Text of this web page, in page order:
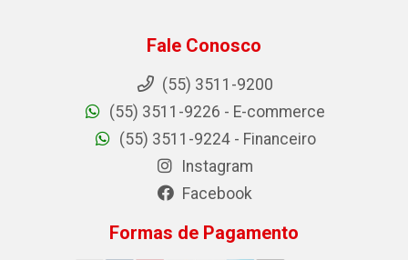
Fale Conosco
(55) 3511-9200
(55) 3511-9226 - E-commerce
(55) 3511-9224 - Financeiro
Instagram
Facebook
Formas de Pagamento